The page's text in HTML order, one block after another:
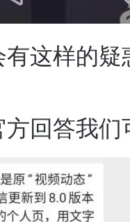
这样的疑
回答我